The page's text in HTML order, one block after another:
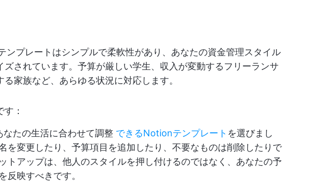
ンプレートはシンプルで柔軟性があり、あなたの資金管理スタイル
ズされています。予算が厳しい学生、収入が変動するフリーランサ
家族など、あらゆる状況に対応します。
：
なたの生活に合わせて調整 できるNotionテンプレート を選びまし
変更したり、予算項目を追加したり、不要なものは削除したりで
トアップは、他人のスタイルを押し付けるのではなく、あなたの予
反映すべきです。